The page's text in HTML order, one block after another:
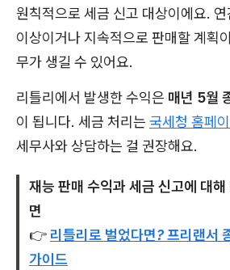
원칙적으로 세금 신고 대상이에요.
이상이거나 지속적으로 판매할 계획
무가 생길 수 있어요.
리틀리에서 발생한 수익은 매년 5월
이 됩니다. 세금 처리는 국세청 홈페
세무사와 상담하는 걸 권장해요.
재능 판매 수익과 세금 신고에 대
면
👉 리틀리로 벌었다면? 프리랜서
가이드